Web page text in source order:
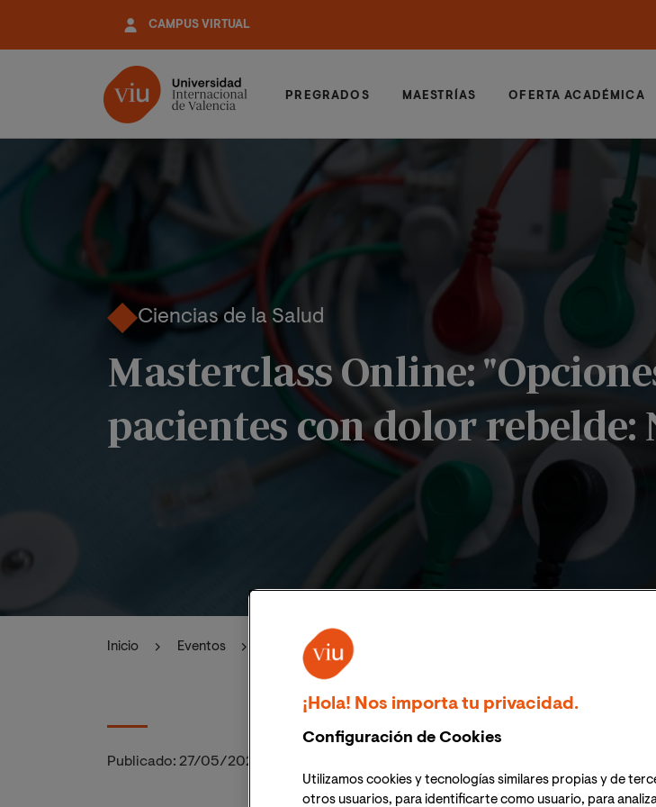
contenido
CAMPUS VIRTUAL
PREGRADOS MAESTRÍAS OFERTA ACADÉMICA
Ciencias de la Salud
Masterclass Online:
pacientes con dolor
Inicio Eventos Masterclass Online: "Opciones terapéuticas en pacientes
Publicado: 27/05/2026
¡Hola! Nos importa tu privacidad.
Configuración de Cookies
Utilizamos cookies y tecnologías similares propias y de
otros usuarios, para identificarte como usuario, para